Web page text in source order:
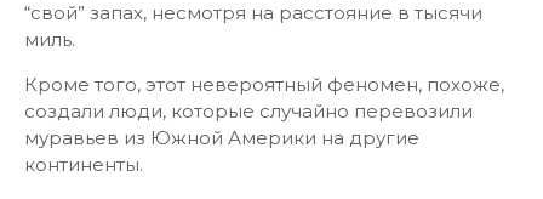
“свой” запах, несмотря на расстояние в тысячи
миль.
Кроме того, этот невероятный феномен, похоже,
создали люди, которые случайно перевозили
муравьев из Южной Америки на другие
континенты.